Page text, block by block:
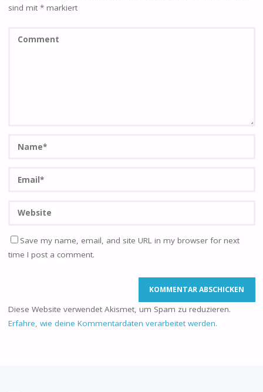
sind mit *markiert
Save my name, email, and site URL in my browser for next
time I post a comment.
Diese Website verwendet Akismet, um Spam zu reduzieren.
Erfahre, wie deine Kommentardaten verarbeitet werden.